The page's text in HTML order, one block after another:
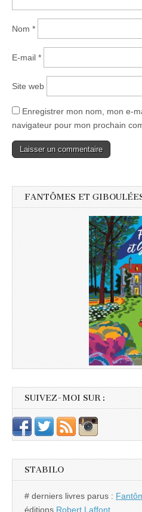
Nom *
E-mail *
Site web
Enregistrer mon nom, mon e-
navigateur pour mon prochain
FANTÔMES ET
SUIVEZ-MOI SUR :
STABILO
# derniers livres parus :
éditions Robert Laffont